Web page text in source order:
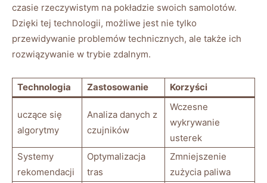
czasie ​rzeczywistym na pokładzie swoich samolotów.
Dzięki tej technologii, możliwe‍ jest nie tylko
przewidywanie problemów technicznych, ale także ich
rozwiązywanie w⁤ trybie zdalnym.
Technologia Zastosowanie Korzyści
uczące ⁢się​
algorytmy
Analiza danych z
czujników
Wczesne
wykrywanie
usterek
Systemy
rekomendacji
Optymalizacja
tras
Zmniejszenie
zużycia paliwa